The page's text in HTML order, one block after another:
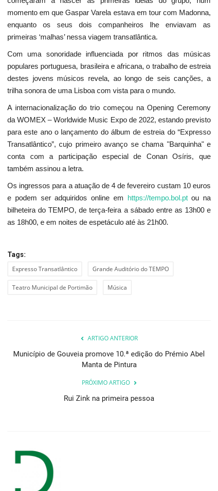
momento em que Gaspar Varela estava em tour com Madonna,
enquanto os seus dois companheiros lhe enviavam as
primeiras ‘malhas’ nessa viagem transatlântica.
Com uma sonoridade influenciada por ritmos das músicas
populares portuguesa, brasileira e africana, o trabalho de estreia
destes jovens músicos revela, ao longo de seis canções, a
trilha sonora de uma Lisboa com vista para o mundo.
A internacionalização do trio começou na Opening Ceremony
da WOMEX – Worldwide Music Expo de 2022, estando previsto
para este ano o lançamento do álbum de estreia do “Expresso
Transatlântico”, cujo primeiro avanço se chama "Barquinha" e
conta com a participação especial de Conan Osíris, que
também assinou a letra.
Os ingressos para a atuação de 4 de fevereiro custam 10 euros
e podem ser adquiridos online em https://tempo.bol.ptou na
bilheteira do TEMPO, de terça-feira a sábado entre as 13h00 e
as 18h00, e em noites de espetáculo até às 21h00.
Tags:
Expresso Transatlântico Grande Auditório do TEMPO
Teatro Municipal de Portimão Música
ARTIGO ANTERIOR
Município de Gouveia promove 10.ª edição do Prémio Abel
Manta de Pintura
PRÓXIMO ARTIGO
Rui Zink na primeira pessoa